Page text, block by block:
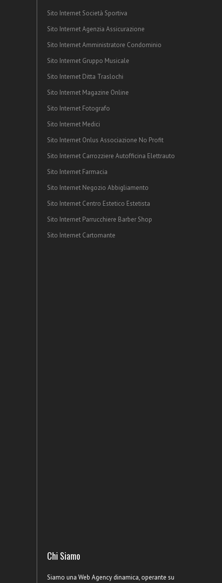
Sito Internet Società Sportiva
Sito Internet Agenzia Assicurazione
Sito Internet Amministratore Condominio
Sito Internet Gruppo Musicale
Sito Internet Ditta Traslochi
Sito Internet Magazine Online
Sito Internet Fotografo
Sito Internet Medici
Sito Internet Onlus Associazione No Profit
Sito Internet Carrozziere Autofficina Elettrauto
Sito Internet Farmacia
Sito Internet Negozio Abbigliamento
Sito Internet Centro Estetico Estetista
Sito Internet Parrucchiere Barber Shop
Sito Internet Cartomante
Chi Siamo
Siamo una Web Agency dinamica, operante su